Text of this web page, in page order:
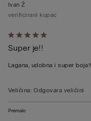
Dali
ste
ocjenu
od
Ivan Ž
verificirani kupac
Super je!!
Lagana, udobna i super boja!!
Veličina: Odgovara veličini
Premalo